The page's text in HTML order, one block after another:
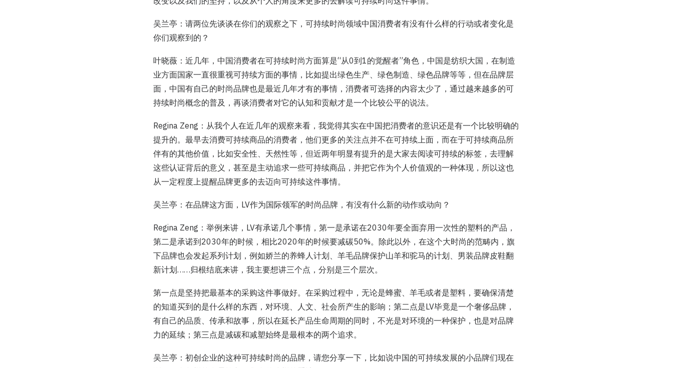
吴兰亭：请两位先谈谈在你们的观察之下，可持续时尚领域中国消费者有没有什么样的行动或者变化是
你们观察到的？
叶晓薇：近几年，中国消费者在可持续时尚方面算是“从0到1的觉醒者”角色，中国是纺织大国，在制造
业方面国家一直很重视可持续方面的事情，比如提出绿色生产、绿色制造、绿色品牌等等，但在品牌层
面，中国有自己的时尚品牌也是最近几年才有的事情，消费者可选择的内容太少了，通过越来越多的可
持续时尚概念的普及，再谈消费者对它的认知和贡献才是一个比较公平的说法。
Regina Zeng：从我个人在近几年的观察来看，我觉得其实在中国把消费者的意识还是有一个比较明确的
提升的。最早去消费可持续商品的消费者，他们更多的关注点并不在可持续上面，而在于可持续商品所
伴有的其他价值，比如安全性、天然性等，但近两年明显有提升的是大家去阅读可持续的标签，去理解
这些认证背后的意义，甚至是主动追求一些可持续商品，并把它作为个人价值观的一种体现，所以这也
从一定程度上提醒品牌更多的去迈向可持续这件事情。
吴兰亭：在品牌这方面，LV作为国际领军的时尚品牌，有没有什么新的动作或动向？
Regina Zeng：举例来讲，LV有承诺几个事情，第一是承诺在2030年要全面弃用一次性的塑料的产品，
第二是承诺到2030年的时候，相比2020年的时候要减碳50%。除此以外，在这个大时尚的范畴内，旗
下品牌也会发起系列计划，例如娇兰的养蜂人计划、羊毛品牌保护山羊和驼马的计划、男装品牌皮鞋翻
新计划……归根结底来讲，我主要想讲三个点，分别是三个层次。
第一点是坚持把最基本的采购这件事做好。在采购过程中，无论是蜂蜜、羊毛或者是塑料，要确保清楚
的知道买到的是什么样的东西，对环境、人文、社会所产生的影响；第二点是LV毕竟是一个奢侈品牌，
有自己的品质、传承和故事，所以在延长产品生命周期的同时，不光是对环境的一种保护，也是对品牌
力的延续；第三点是减碳和减塑始终是最根本的两个追求。
吴兰亭：初创企业的这种可持续时尚的品牌，请您分享一下，比如说中国的可持续发展的小品牌们现在